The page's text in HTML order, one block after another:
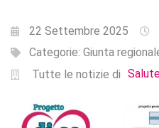
22 Settembre 2025
Categorie: Giunta
Tutte le notizie di